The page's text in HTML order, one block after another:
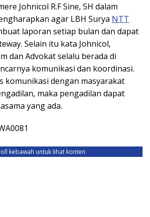
Johnicol R.F Sine, SH dalam
agar LBH Surya NTT
laporan setiap bulan dan dapat
Selain itu kata Johnicol,
dan Advokat selalu berada di
komunikasi dan koordinasi.
komunikasi dengan masyarakat
maka pengadilan dapat
yang ada.
kebawah untuk lihat konten